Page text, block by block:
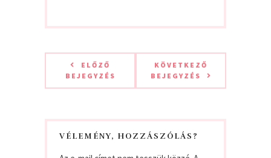
ELŐZŐ
BEJEGYZÉS
KÖVETKEZŐ
BEJEGYZÉS
VÉLEMÉNY, HOZZÁSZÓLÁS?